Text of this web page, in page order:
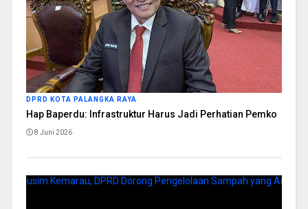
DPRD KOTA PALANGKA RAYA
Hap Baperdu: Infrastruktur Harus Jadi Perhatian Pemko
8 Juni 2026